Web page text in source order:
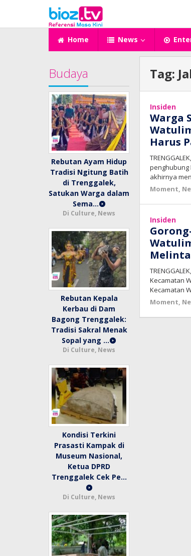
konten
Home News
Budaya
Rebutan Ayam Hidup
Tradisi Ngitung Batih
di Trenggalek,
Satukan Warga dalam
Sema…
Di Culture, News
Rebutan Kepala
Kerbau di Dam
Bagong Trenggalek:
Tradisi Sakral Menak
Sopal yang …
Di Culture, News
Kondisi Terkini
Prasasti Kampak di
Museum Nasional,
Ketua DPRD
Trenggalek Cek Pe…
Di Culture, News
Tag:
Insiden
Warga
Harus
penghubung
akhirnya
Moment,
Insiden
Kecamatan
Kecamatan
Moment,